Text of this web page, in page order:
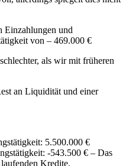
Einzahlungen und
von – 469.000 €
als wir mit früheren
an Liquidität und einer
5.500.000 €
-543.500 € – Das
Kredite.